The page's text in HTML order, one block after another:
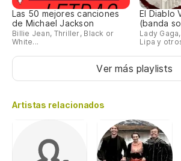
Las 50 mejores canciones
de Michael Jackson
Billie Jean, Thriller, Black or
White...
El Diablo
(banda
Lady
Lipa y
Ver más playlists
Artistas relacionados